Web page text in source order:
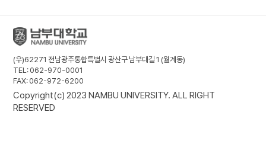
(우)62271 전남광주통합특별시 광산구 남부대길 1 (월계동)
TEL: 062-970-0001
FAX: 062-972-6200
Copyright(c) 2023 NAMBU UNIVERSITY. ALL RIGHT
RESERVED